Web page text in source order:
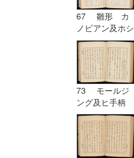
67 雛形 カ
ノビアン及ホシ
アン| ホシア
ン形
73 モールジ
ング及ヒ手柄